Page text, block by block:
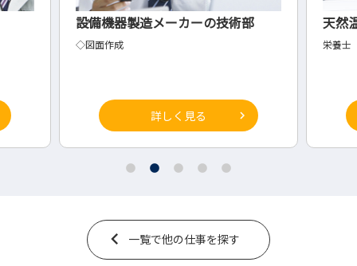
天然温泉付き介護施設での栄養士
栄養士
詳しく見る
◇
一覧で他の仕事を探す